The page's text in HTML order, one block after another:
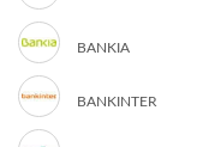
BANKIA
BANKINTER